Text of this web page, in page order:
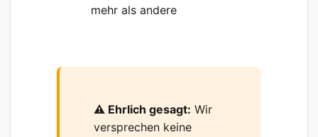
mehr als andere
⚠️ Ehrlich gesagt: Wir
versprechen keine